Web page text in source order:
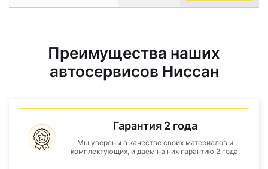
Преимущества наших
автосервисов Ниссан
Гарантия 2 года
Мы уверены в качестве своих материалов и
комплектующих, и даем на них гарантию 2 года.